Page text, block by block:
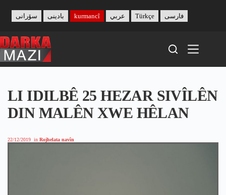
content
بادینی سۆرانی kurmancî عربي Türkçe فارسی
LI IDILBÊ 25 HEZAR SIVÎLÊN
DIN MALÊN XWE HÊLAN
22/12/2019 in Rojhelata navîn